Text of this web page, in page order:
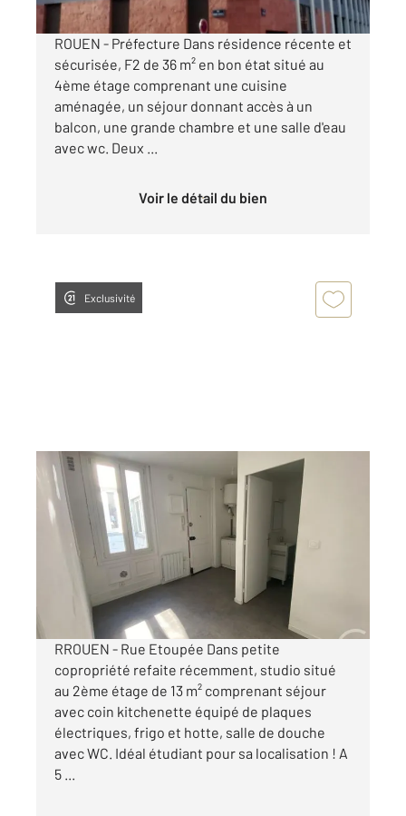
ROUEN - Préfecture Dans résidence récente et
sécurisée, F2 de 36 m² en bon état situé au
4ème étage comprenant une cuisine
aménagée, un séjour donnant accès à un
balcon, une grande chambre et une salle d'eau
avec wc. Deux ...
Voir le détail du bien
Exclusivité
ROUEN 76
13 m
, 1 pièce
Ref : 34196
Appartement Studio à louer
352 €
par mois charges comprises
RROUEN - Rue Etoupée Dans petite
copropriété refaite récemment, studio situé
au 2ème étage de 13 m² comprenant séjour
avec coin kitchenette équipé de plaques
électriques, frigo et hotte, salle de douche
avec WC. Idéal étudiant pour sa localisation ! A
5 ...